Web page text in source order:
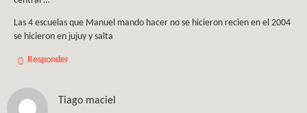
Las 4 escuelas que Manuel mando hacer no se hicieron recien en el 2004
se hicieron en jujuy y salta
Responder
Tiago maciel